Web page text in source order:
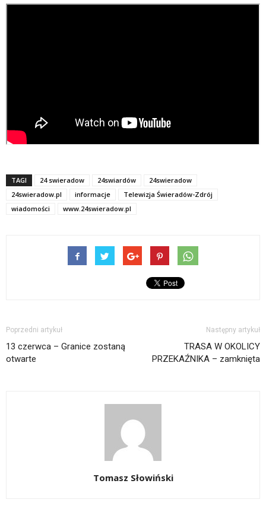
TAGI 24 swieradow 24swiardów
24swieradow
24swieradow.pl
informacje
Telewizja Świeradów-Zdrój
wiadomości
www.24swieradow.pl
Poprzedni artykuł
13 czerwca – Granice zostaną
otwarte
Następny artykuł
TRASA W OKOLICY
PRZEKAŹNIKA – zamknięta
Tomasz Słowiński